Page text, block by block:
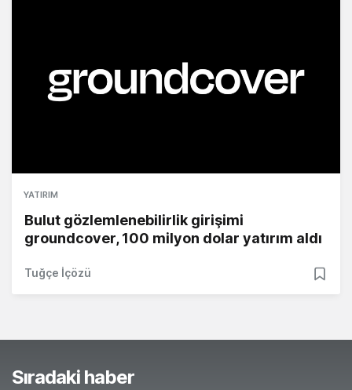
YATIRIM
Bulut gözlemlenebilirlik girişimi
groundcover, 100 milyon dolar yatırım aldı
Tuğçe İçözü
Sıradaki haber